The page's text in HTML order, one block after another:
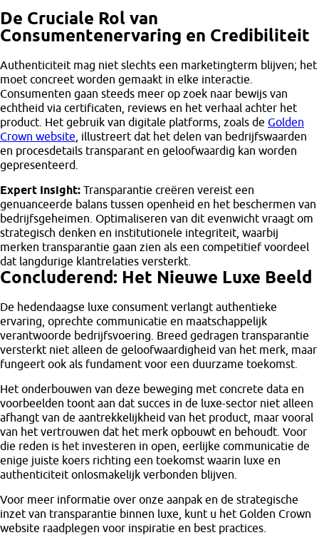
De Cruciale Rol van
Consumentenervaring en Credibiliteit
Authenticiteit mag niet slechts een marketingterm blijven; het
moet concreet worden gemaakt in elke interactie.
Consumenten gaan steeds meer op zoek naar bewijs van
echtheid via certificaten, reviews en het verhaal achter het
product. Het gebruik van digitale platforms, zoals de Golden
Crown website, illustreert dat het delen van bedrijfswaarden
en procesdetails transparant en geloofwaardig kan worden
gepresenteerd.
Expert Insight: Transparantie creëren vereist een
genuanceerde balans tussen openheid en het beschermen van
bedrijfsgeheimen. Optimaliseren van dit evenwicht vraagt om
strategisch denken en institutionele integriteit, waarbij
merken transparantie gaan zien als een competitief voordeel
dat langdurige klantrelaties versterkt.
Concluderend: Het Nieuwe Luxe Beeld
De hedendaagse luxe consument verlangt authentieke
ervaring, oprechte communicatie en maatschappelijk
verantwoorde bedrijfsvoering. Breed gedragen transparantie
versterkt niet alleen de geloofwaardigheid van het merk, maar
fungeert ook als fundament voor een duurzame toekomst.
Het onderbouwen van deze beweging met concrete data en
voorbeelden toont aan dat succes in de luxe-sector niet alleen
afhangt van de aantrekkelijkheid van het product, maar vooral
van het vertrouwen dat het merk opbouwt en behoudt. Voor
die reden is het investeren in open, eerlijke communicatie de
enige juiste koers richting een toekomst waarin luxe en
authenticiteit onlosmakelijk verbonden blijven.
Voor meer informatie over onze aanpak en de strategische
inzet van transparantie binnen luxe, kunt u het Golden Crown
website raadplegen voor inspiratie en best practices.